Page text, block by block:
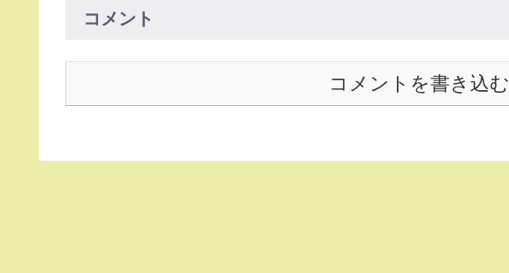
コメント
コメントを書き込む